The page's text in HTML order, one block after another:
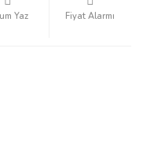
Yaz Fiyat Alarmı